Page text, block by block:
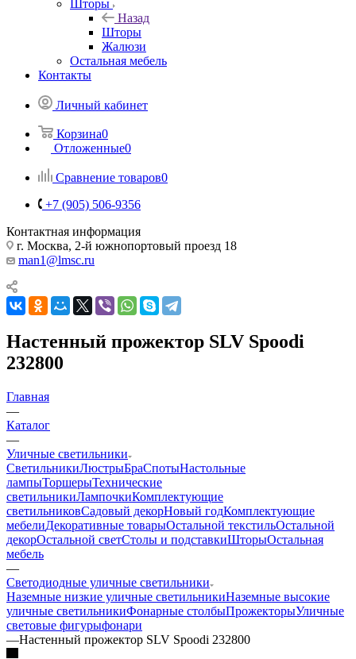
Шторы
Назад
Шторы
Жалюзи
Остальная мебель
Контакты
Личный кабинет
Корзина0
Отложенные0
Сравнение товаров0
+7 (905) 506-9356
Контактная информация
г. Москва, 2-й южнопортовый проезд 18
man1@lmsc.ru
Настенный прожектор SLV Spoodi
232800
Главная
—
Каталог
—
Уличные светильники
СветильникиЛюстрыБраСпотыНастольные
лампыТоршерыТехнические
светильникиЛампочкиКомплектующие
светильниковСадовый декорНовый годКомплектующие
мебелиДекоративные товарыОстальной текстильОстальной
декорОстальной светСтолы и подставкиШторыОстальная
мебель
—
Светодиодные уличные светильники
Наземные низкие уличные светильникиНаземные высокие
уличные светильникиФонарные столбыПрожекторыУличные
световые фигурыфонари
—Настенный прожектор SLV Spoodi 232800